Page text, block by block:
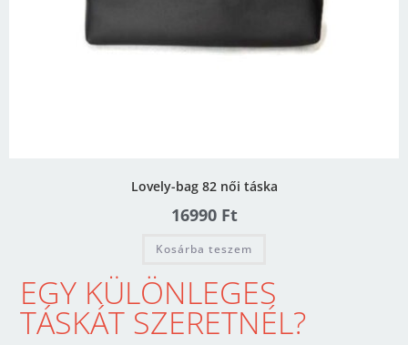
Lovely-bag 82 női táska
16990 Ft
Kosárba teszem
EGY KÜLÖNLEGES
TÁSKÁT SZERETNÉL?